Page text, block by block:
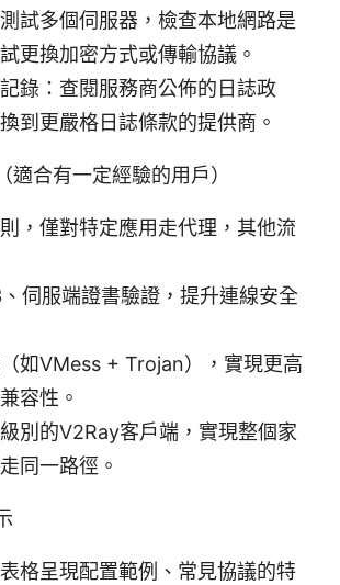
試多個伺服器，檢查本地網路是
更換加密方式或傳輸協議。
錄：查閱服務商公佈的日誌政
到更嚴格日誌條款的提供商。
適合有一定經驗的用戶）
，僅對特定應用走代理，其他流
伺服端證書驗證，提升連線安全
如VMess + Trojan），實現更高
容性。
別的V2Ray客戶端，實現整個家
同一路徑。
格呈現配置範例、常見協議的特